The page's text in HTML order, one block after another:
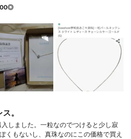
。
しました。一粒なのでつけると少し寂
くもないし、真珠なのにこの価格で買え